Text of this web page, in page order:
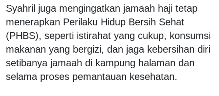
Syahril juga mengingatkan jamaah haji tetap
menerapkan Perilaku Hidup Bersih Sehat
(PHBS), seperti istirahat yang cukup, konsumsi
makanan yang bergizi, dan jaga kebersihan diri
setibanya jamaah di kampung halaman dan
selama proses pemantauan kesehatan.